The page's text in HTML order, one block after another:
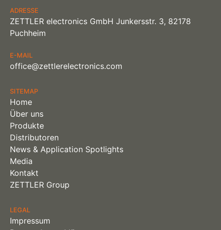
ADRESSE
ZETTLER electronics GmbH Junkersstr. 3, 82178
Puchheim
E-MAIL
office@zettlerelectronics.com
SITEMAP
Home
Über uns
Produkte
Distributoren
News & Application Spotlights
Media
Kontakt
ZETTLER Group
LEGAL
Impressum